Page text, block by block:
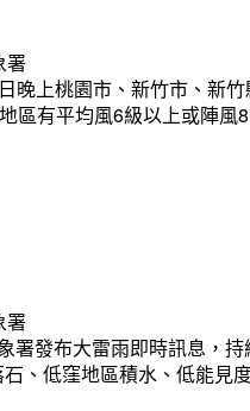
署
晚上桃園市、新竹市、新
區有平均風6級以上或陣
署
署發布大雷雨即時訊息，
、低窪地區積水、低能見